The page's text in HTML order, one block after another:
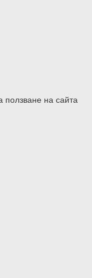
ползване на сайта